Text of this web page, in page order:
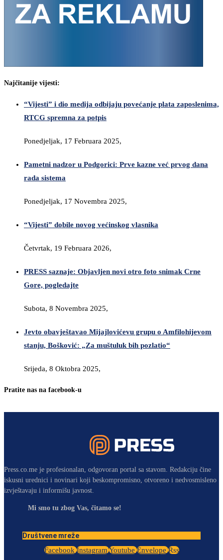
Najčitanije vijesti:
“Vijesti” i dio medija odbijaju povećanje plata zaposlenima,
RTCG spremna za potpis
Ponedjeljak, 17 Februara 2025,
Pametni nadzor u Podgorici: Prve kazne već prvog dana
rada sistema
Ponedjeljak, 17 Novembra 2025,
“Vijesti” dobile novog većinskog vlasnika
Četvrtak, 19 Februara 2026,
PRESS saznaje: Objavljen novi otro foto snimak Crne
Gore, pogledajte
Subota, 8 Novembra 2025,
Jevto obavještavao Mijajlovićevu grupu o Amfilohijevom
stanju, Bošković: „Za muštuluk bih pozlatio“
Srijeda, 8 Oktobra 2025,
Pratite nas na facebook-u
Press.co.me je profesionalan, odgovoran portal sa stavom. Redakciju čine
iskusni urednici i novinari koji beskompromisno, otvoreno i nedvosmisleno
izvještavaju i informišu javnost.
Mi smo tu zbog Vas, čitamo se!
Društvene mreže
Facebook Instagram Youtube Envelope Rss